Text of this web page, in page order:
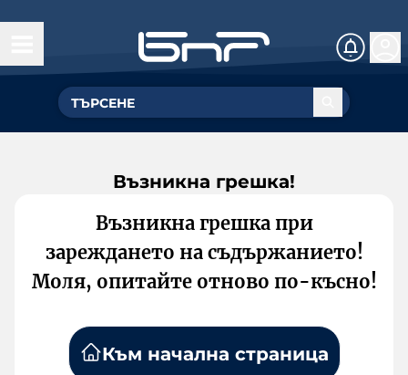
Възникна грешка!
Възникна грешка при
зареждането на съдържанието!
Моля, опитайте отново по-късно!
Към начална страница